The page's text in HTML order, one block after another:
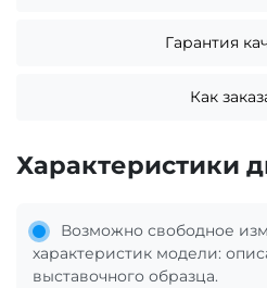
Гарантия
Как
Характеристики
Возможно свободное
характеристик модели:
выставочного образца.